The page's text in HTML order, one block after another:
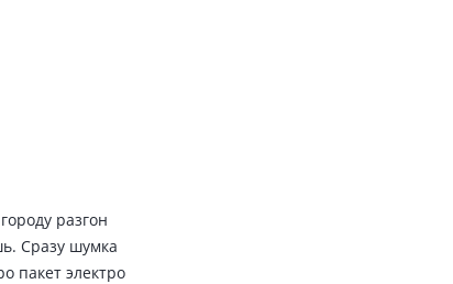
разгон
Сразу шумка
пакет электро